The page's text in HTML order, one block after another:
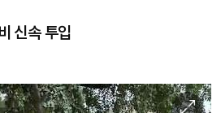
신속 투입
이